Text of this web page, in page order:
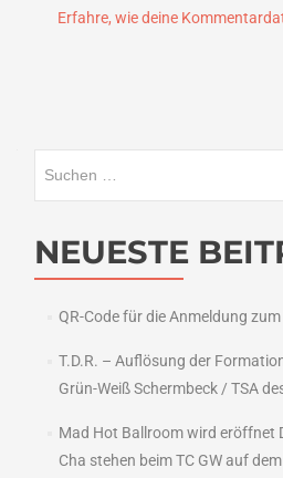
Erfahre, wie deine
NEUESTE
QR-Code für die Anmeldung
T.D.R. – Auflösung der
Grün-Weiß Schermbeck / TSA
Mad Hot Ballroom wird eröffnet
Cha stehen beim TC GW auf